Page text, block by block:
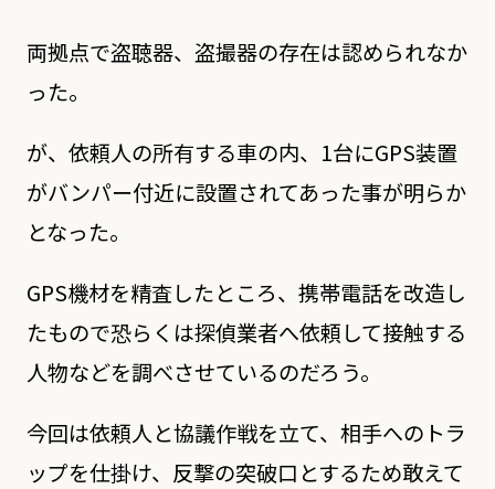
両拠点で盗聴器、盗撮器の存在は認められなか
った。
が、依頼人の所有する車の内、1台にGPS装置
がバンパー付近に設置されてあった事が明らか
となった。
GPS機材を精査したところ、携帯電話を改造し
たもので恐らくは探偵業者へ依頼して接触する
人物などを調べさせているのだろう。
今回は依頼人と協議作戦を立て、相手へのトラ
ップを仕掛け、反撃の突破口とするため敢えて